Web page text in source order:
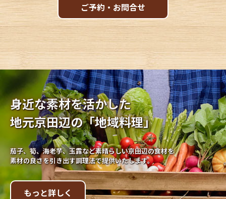
ご予約・お問合せ
身近な素材を活かした
地元京田辺の「地域料理」
茄子、筍、海老芋、玉露など素晴らしい京田辺の食材を
素材の良さを引き出す調理法で提供いたします。
もっと詳しく